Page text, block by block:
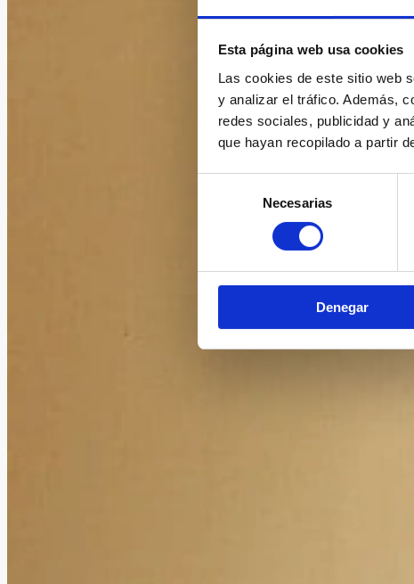
Esta página web usa cookies
Las cookies de este sitio web
y analizar el tráfico. Además,
redes sociales, publicidad y
que hayan recopilado a partir
consentimiento
Necesarias
Denegar